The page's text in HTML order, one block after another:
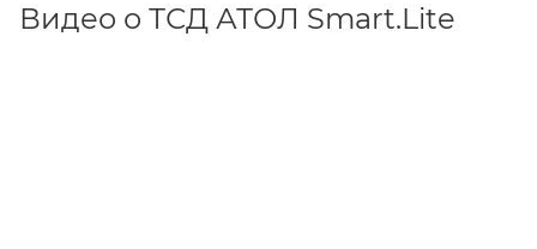
Видео о ТСД АТОЛ Smart.Lite